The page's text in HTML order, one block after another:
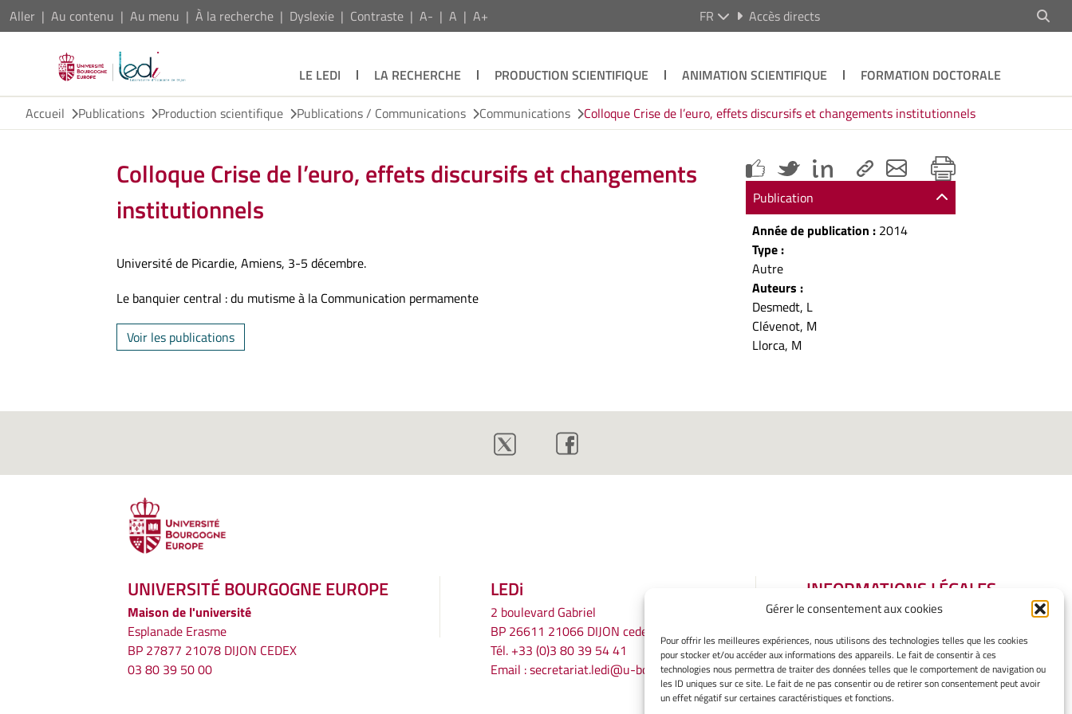
Gérer le consentement aux cookies
Pour offrir les meilleures expériences, nous utilisons des technologies telles que les cookies
pour stocker et/ou accéder aux informations des appareils. Le fait de consentir à ces
technologies nous permettra de traiter des données telles que le comportement de navigation ou
les ID uniques sur ce site. Le fait de ne pas consentir ou de retirer son consentement peut avoir
un effet négatif sur certaines caractéristiques et fonctions.
Aller Au contenu Au menu À la recherche Dyslexie Contraste A- A A+ FR Accès directs
LE LEDI LA RECHERCHE PRODUCTION SCIENTIFIQUE ANIMATION SCIENTIFIQUE
FORMATION DOCTORALE
Accueil
Publications Production scientifique Publications / Communications Communications Colloque Crise de l’euro, effets discursifs et changements institutionnels
Colloque Crise de l’euro, effets discursifs et changements
institutionnels
Université de Picardie, Amiens, 3-5 décembre.
Le banquier central : du mutisme à la Communication permamente
Voir les publications
Publication
Année de publication : 2014
Type :
Autre
Auteurs :
Desmedt, L
Clévenot, M
Llorca, M
UNIVERSITÉ BOURGOGNE EUROPE
Maison de l'université
Esplanade Erasme
BP 27877 21078 DIJON CEDEX
03 80 39 50 00
LEDi
2 boulevard Gabriel
BP 26611 21066 DIJON cedex
Tél. +33 (0)3 80 39 54 41
Email :secretariat.ledi@u-bourgogne.fr
INFORMATIONS LÉGALES
Mentions légales
Politique de cookies
Déclaration de confidentialité
Avertissement